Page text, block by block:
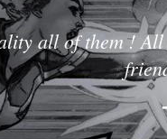
all of them !